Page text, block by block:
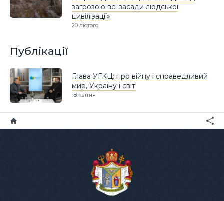
загрозою всі засади людської
цивілізації»
20 лютого
Публікації
Глава УГКЦ: про війну і справедливий
мир, Україну і світ
18 квітня